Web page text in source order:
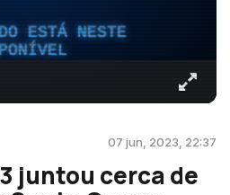
ESTÁ NESTE
07 jun, 2023, 22:37
juntou cerca de